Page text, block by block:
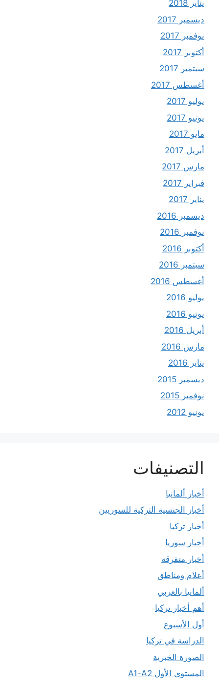
يناير 2018
ديسمبر 2017
نوفمبر 2017
أكتوبر 2017
سبتمبر 2017
أغسطس 2017
يوليو 2017
يونيو 2017
مايو 2017
أبريل 2017
مارس 2017
فبراير 2017
يناير 2017
ديسمبر 2016
نوفمبر 2016
أكتوبر 2016
سبتمبر 2016
أغسطس 2016
يوليو 2016
يونيو 2016
أبريل 2016
مارس 2016
يناير 2016
ديسمبر 2015
نوفمبر 2015
يونيو 2012
التصنيفات
أخبار ألمانيا
أخبار الجنسية التركية للسوريين
أخبار تركيا
أخبار سوريا
أخبار متفرقة
أعلام ومناطق
ألمانيا بالعربي
أهم أخبار تركيا
أول الأسبوع
الدراسة في تركيا
الصورة الخبرية
المستوى الأول A1-A2